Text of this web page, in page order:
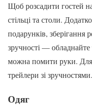
Щоб розсадити гостей
стільці та столи.
подарунків, зберігання
зручності — обладнайте
можна помити руки. Для
трейлери зі зручностями.
Одяг